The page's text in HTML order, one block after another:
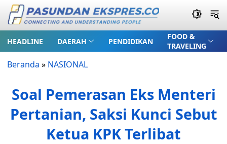
HEADLINE DAERAH PENDIDIKAN
FOOD &
TRAVELING
Beranda » NASIONAL
Soal Pemerasan Eks Menteri
Pertanian, Saksi Kunci Sebut
Ketua KPK Terlibat